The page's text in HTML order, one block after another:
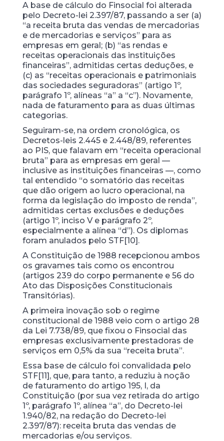
A base de cálculo do Finsocial foi alterada
pelo Decreto-lei 2.397/87, passando a ser (a)
“a receita bruta das vendas de mercadorias
e de mercadorias e serviços” para as
empresas em geral; (b) “as rendas e
receitas operacionais das instituições
financeiras”, admitidas certas deduções, e
(c) as “receitas operacionais e patrimoniais
das sociedades seguradoras” (artigo 1º,
parágrafo 1º, alíneas “a” a “c”). Novamente,
nada de faturamento para as duas últimas
categorias.
Seguiram-se, na ordem cronológica, os
Decretos-leis 2.445 e 2.448/89, referentes
ao PIS, que falavam em “receita operacional
bruta” para as empresas em geral —
inclusive as instituições financeiras —, como
tal entendido “o somatório das receitas
que dão origem ao lucro operacional, na
forma da legislação do imposto de renda”,
admitidas certas exclusões e deduções
(artigo 1º, inciso V e parágrafo 2º,
especialmente a alínea “d”). Os diplomas
foram anulados pelo STF[10].
A Constituição de 1988 recepcionou ambos
os gravames tais como os encontrou
(artigos 239 do corpo permanente e 56 do
Ato das Disposições Constitucionais
Transitórias).
A primeira inovação sob o regime
constitucional de 1988 veio com o artigo 28
da Lei 7.738/89, que fixou o Finsocial das
empresas exclusivamente prestadoras de
serviços em 0,5% da sua “receita bruta”.
Essa base de cálculo foi convalidada pelo
STF[11], que, para tanto, a reduziu à noção
de faturamento do artigo 195, I, da
Constituição (por sua vez retirada do artigo
1º, parágrafo 1º, alínea “a”, do Decreto-lei
1.940/82, na redação do Decreto-lei
2.397/87): receita bruta das vendas de
mercadorias e/ou serviços.